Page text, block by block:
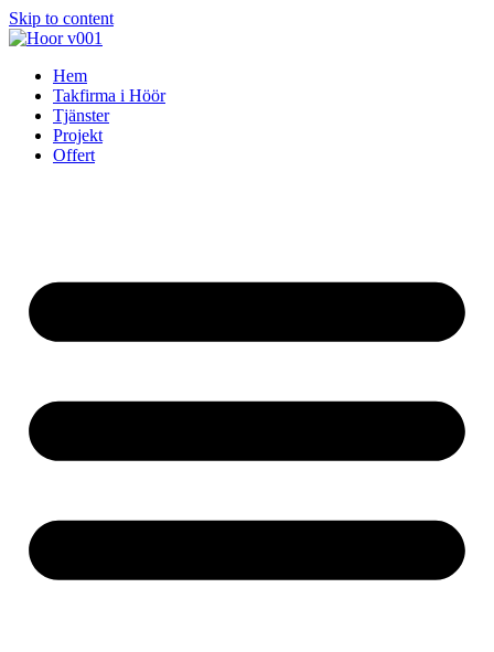
Skip to content
Hem
Takfirma i Höör
Tjänster
Projekt
Offert